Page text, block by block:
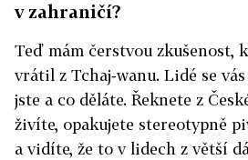
v zahraničí?
Teď mám čerstvou zkušenost,
vrátil z Tchaj‑wanu. Lidé se
jste a co děláte. Řeknete z
živíte, opakujete stereotypně
a vidíte, že to v lidech z větší